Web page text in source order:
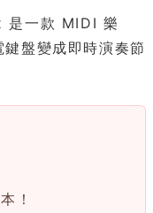
一款 MIDI 樂
盤變成即時演奏節
！